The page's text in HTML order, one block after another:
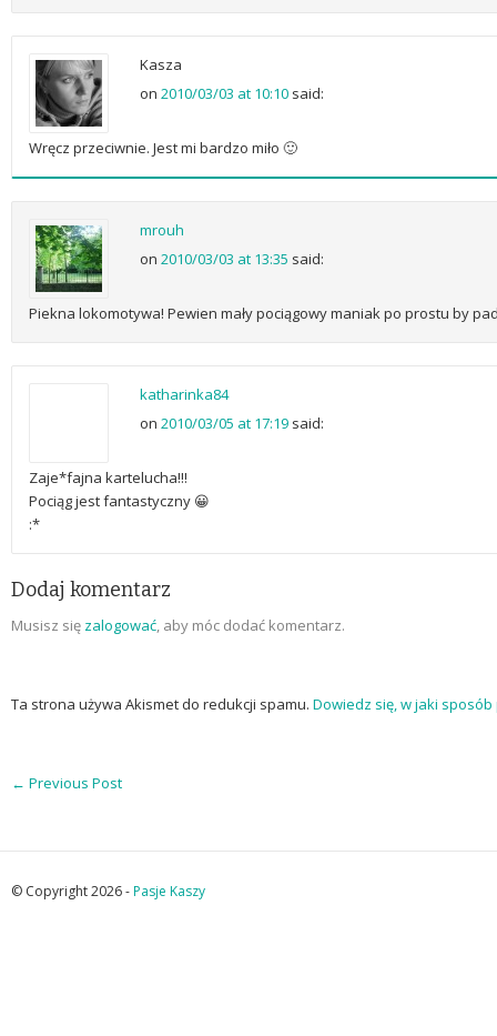
Kasza
on 2010/03/03 at 10:10 said:
Wręcz przeciwnie. Jest mi bardzo miło 🙂
mrouh
on 2010/03/03 at 13:35 said:
Piekna lokomotywa! Pewien mały pociągowy maniak po prostu by
katharinka84
on 2010/03/05 at 17:19 said:
Zaje*fajna kartelucha!!!
Pociąg jest fantastyczny 😀
:*
Dodaj komentarz
Musisz się zalogować, aby móc dodać komentarz.
Ta strona używa Akismet do redukcji spamu. Dowiedz się, w jaki
← Previous Post
© Copyright 2026 -Pasje Kaszy